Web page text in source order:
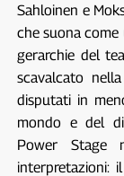
Sahloinen e
che suona come
gerarchie del
scavalcato
disputati in
mondo e del
Power Stage
interpretazioni: